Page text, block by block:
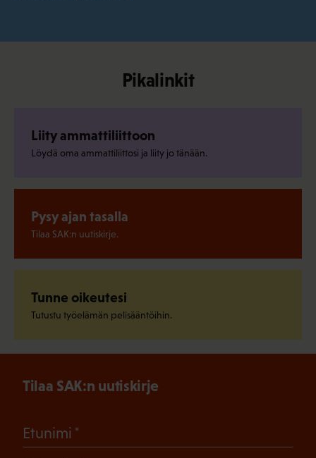
Pikalinkit
Liity ammattiliittoon
Löydä oma ammattiliittosi ja liity jo tänään.
Pysy ajan tasalla
Tilaa SAK:n uutiskirje.
Tunne oikeutesi
Tutustu työelämän pelisääntöihin.
Tilaa SAK:n uutiskirje
Etunimi